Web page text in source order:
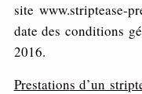
site www.striptease-
date des conditions
2016.
Prestations d’un